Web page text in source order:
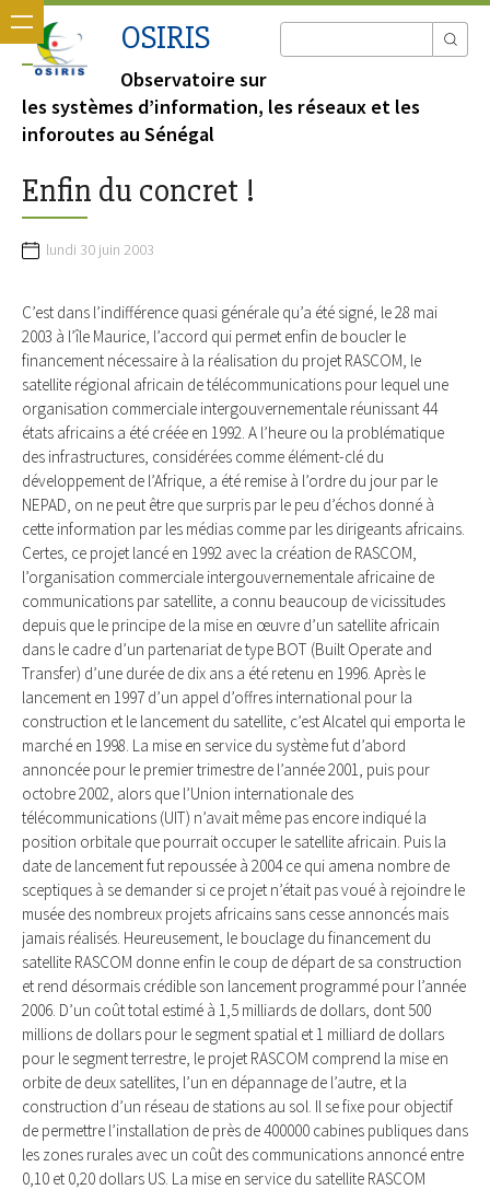
OSIRIS
Observatoire sur
les systèmes d’information, les réseaux et les
inforoutes au Sénégal
Enfin du concret !
lundi 30 juin 2003
C’est dans l’indifférence quasi générale qu’a été signé, le 28 mai
2003 à l’île Maurice, l’accord qui permet enfin de boucler le
financement nécessaire à la réalisation du projet RASCOM, le
satellite régional africain de télécommunications pour lequel une
organisation commerciale intergouvernementale réunissant 44
états africains a été créée en 1992. A l’heure ou la problématique
des infrastructures, considérées comme élément-clé du
développement de l’Afrique, a été remise à l’ordre du jour par le
NEPAD, on ne peut être que surpris par le peu d’échos donné à
cette information par les médias comme par les dirigeants africains.
Certes, ce projet lancé en 1992 avec la création de RASCOM,
l’organisation commerciale intergouvernementale africaine de
communications par satellite, a connu beaucoup de vicissitudes
depuis que le principe de la mise en œuvre d’un satellite africain
dans le cadre d’un partenariat de type BOT (Built Operate and
Transfer) d’une durée de dix ans a été retenu en 1996. Après le
lancement en 1997 d’un appel d’offres international pour la
construction et le lancement du satellite, c’est Alcatel qui emporta le
marché en 1998. La mise en service du système fut d’abord
annoncée pour le premier trimestre de l’année 2001, puis pour
octobre 2002, alors que l’Union internationale des
télécommunications (UIT) n’avait même pas encore indiqué la
position orbitale que pourrait occuper le satellite africain. Puis la
date de lancement fut repoussée à 2004 ce qui amena nombre de
sceptiques à se demander si ce projet n’était pas voué à rejoindre le
musée des nombreux projets africains sans cesse annoncés mais
jamais réalisés. Heureusement, le bouclage du financement du
satellite RASCOM donne enfin le coup de départ de sa construction
et rend désormais crédible son lancement programmé pour l’année
2006. D’un coût total estimé à 1,5 milliards de dollars, dont 500
millions de dollars pour le segment spatial et 1 milliard de dollars
pour le segment terrestre, le projet RASCOM comprend la mise en
orbite de deux satellites, l’un en dépannage de l’autre, et la
construction d’un réseau de stations au sol. Il se fixe pour objectif
de permettre l’installation de près de 400000 cabines publiques dans
les zones rurales avec un coût des communications annoncé entre
0,10 et 0,20 dollars US. La mise en service du satellite RASCOM